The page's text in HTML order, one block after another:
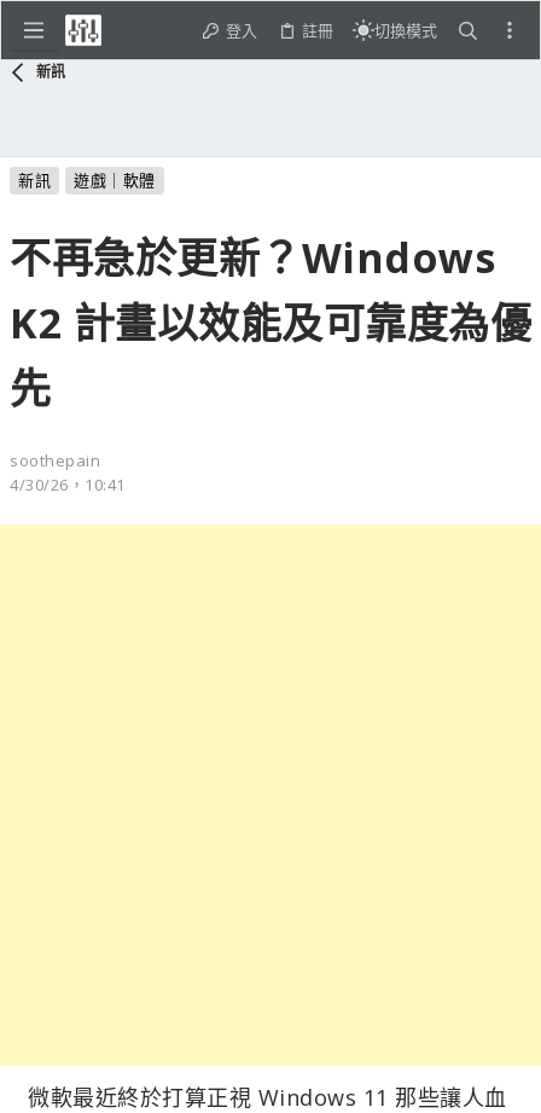
登入 註冊 切換模式
新訊
新訊 遊戲｜軟體
不再急於更新？Windows
K2 計畫以效能及可靠度為優
先
soothepain
4/30/26，10:41
微軟最近終於打算正視 Windows 11 那些讓人血